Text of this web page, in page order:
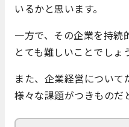
いるかと思います。
一方で、その企業を持続
とても難しいことでしょ
また、企業経営につい
様々な課題がつきものだ